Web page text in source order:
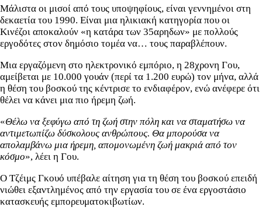
Μάλιστα οι μισοί από τους υποψηφίους, είναι γεννημένοι στη
δεκαετία του 1990. Είναι μια ηλικιακή κατηγορία που οι
Κινέζοι αποκαλούν «η κατάρα των 35αρηδων» με πολλούς
εργοδότες στον δημόσιο τομέα να… τους παραβλέπουν.
Μια εργαζόμενη στο ηλεκτρονικό εμπόριο, η 28χρονη Γου,
αμείβεται με 10.000 γουάν (περί τα 1.200 ευρώ) τον μήνα, αλλά
η θέση του βοσκού της κέντρισε το ενδιαφέρον, ενώ ανέφερε ότι
θέλει να κάνει μια πιο ήρεμη ζωή.
«Θέλω να ξεφύγω από τη ζωή στην πόλη και να σταματήσω να
αντιμετωπίζω δύσκολους ανθρώπους. Θα μπορούσα να
απολαμβάνω μια ήρεμη, απομονωμένη ζωή μακριά από τον
κόσμο», λέει η Γου.
Ο Τζέιμς Γκουό υπέβαλε αίτηση για τη θέση του βοσκού επειδή
νιώθει εξαντλημένος από την εργασία του σε ένα εργοστάσιο
κατασκευής εμπορευματοκιβωτίων.